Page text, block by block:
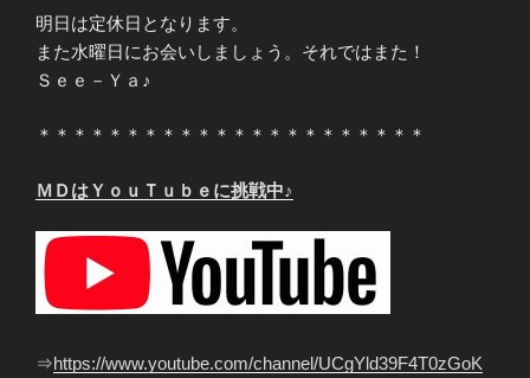
明日は定休日となります。
また水曜日にお会いしましょう。それではまた！
Ｓｅｅ－Ｙａ♪
＊＊＊＊＊＊＊＊＊＊＊＊＊＊＊＊＊＊＊＊＊＊
ＭＤはＹｏｕＴｕｂｅに挑戦中♪
⇒https://www.youtube.com/channel/UCgYld39F4T0zGoK